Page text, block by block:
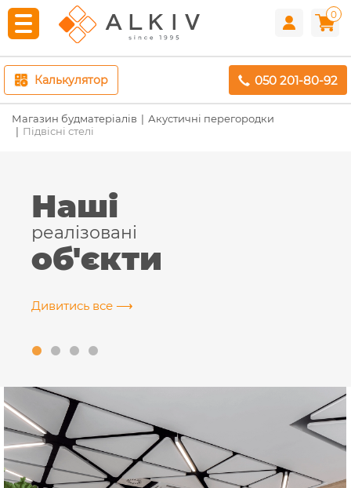
0
Калькулятор 050 201-80-92
Магазин будматеріалів
Акустичні перегородки
Підвісні стелі
Наші
реалізовані
об'єкти
Дивитись все ⟶